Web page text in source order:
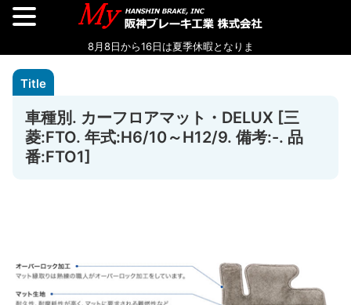
車種別. カーフロアマット・DELUX [三
菱:FTO. 年式:H6/10～H12/9. 備考:-. 品
番:FTO1]